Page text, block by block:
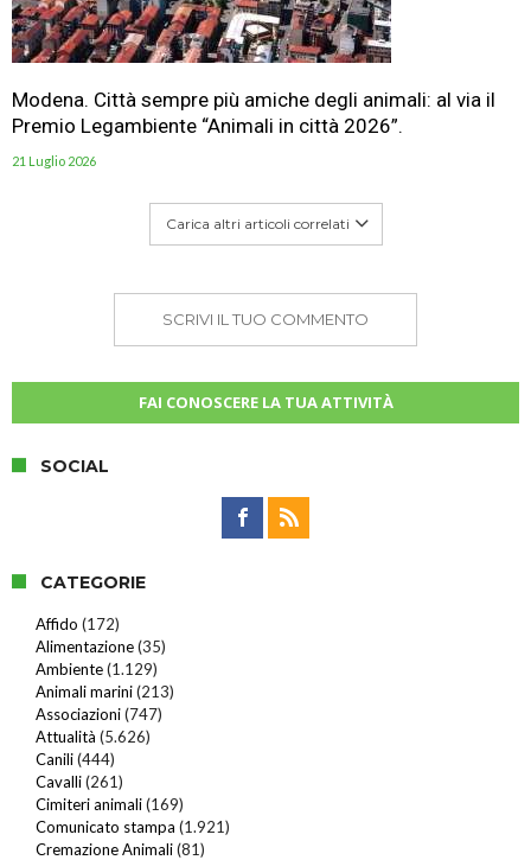
Modena. Città sempre più amiche degli animali: al via il
Premio Legambiente “Animali in città 2026”.
21 Luglio 2026
Carica altri articoli correlati
SCRIVI IL TUO COMMENTO
FAI CONOSCERE LA TUA ATTIVITÀ
SOCIAL
CATEGORIE
Affido (172)
Alimentazione(35)
Ambiente(1.129)
Animali marini(213)
Associazioni(747)
Attualità (5.626)
Canili(444)
Cavalli(261)
Cimiteri animali(169)
Comunicato stampa (1.921)
Cremazione Animali(81)